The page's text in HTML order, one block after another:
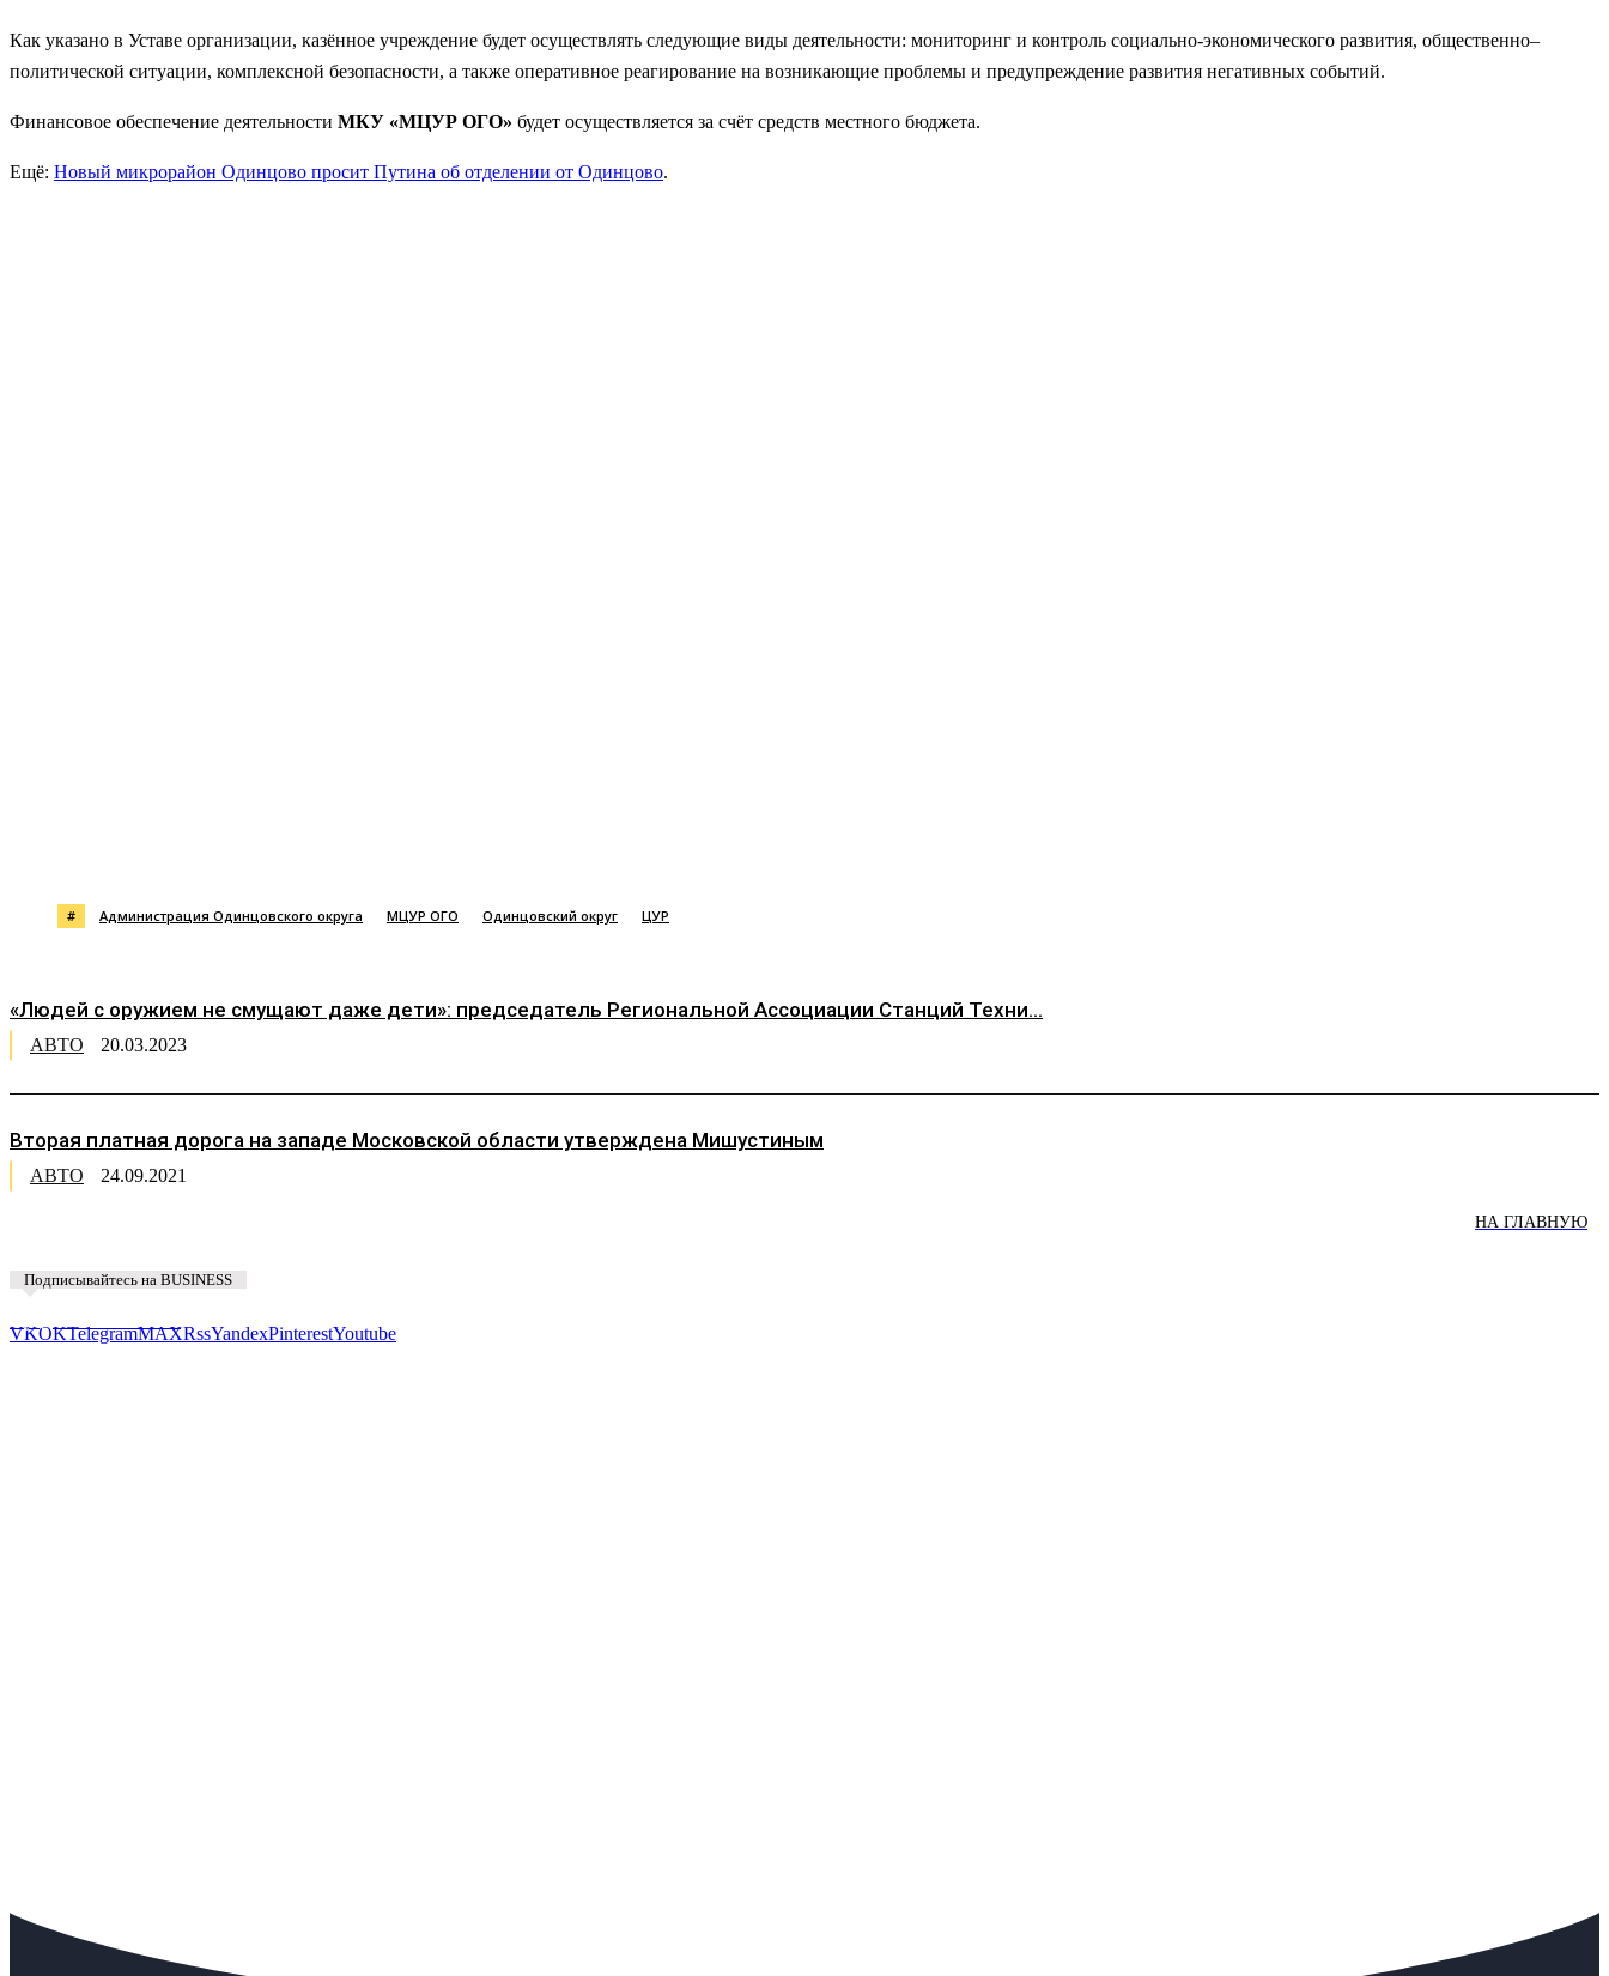
Как указано в Уставе организации, казённое учреждение будет осуществлять следующие виды деятельности: мониторинг и контроль социально-экономического развития, общественно–
политической ситуации, комплексной безопасности, а также оперативное реагирование на возникающие проблемы и предупреждение развития негативных событий.
Финансовое обеспечение деятельности МКУ «МЦУР ОГО» будет осуществляется за счёт средств местного бюджета.
Ещё: Новый микрорайон Одинцово просит Путина об отделении от Одинцово.
# Администрация Одинцовского округа МЦУР ОГО Одинцовский округ ЦУР
«Людей с оружием не смущают даже дети»: председатель Региональной Ассоциации Станций Техни...
АВТО 20.03.2023
Вторая платная дорога на западе Московской области утверждена Мишустиным
АВТО 24.09.2021
НА ГЛАВНУЮ
Подписывайтесь на BUSINESS
VKOKTelegramMAXRssYandexPinterestYoutube